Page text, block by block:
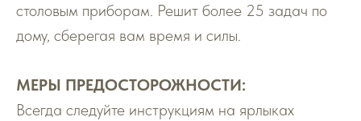
столовым приборам. Решит более 25 задач по
дому, сберегая вам время и силы.
МЕРЫ ПРЕДОСТОРОЖНОСТИ:
Всегда следуйте инструкциям на ярлыках